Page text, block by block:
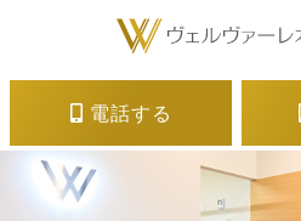
電話する